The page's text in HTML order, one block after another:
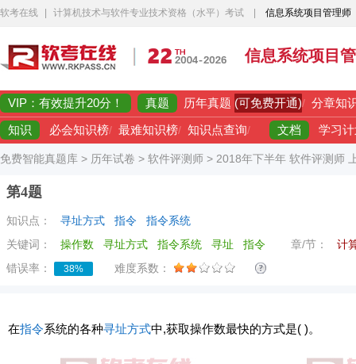
软考在线 计算机技术与软件专业技术资格（水平）考试 信息系统项目管理师
信息系统项目
VIP：有效提升20分！ 真题 历年真题 (可免费开通)/ 分章知
知识 必会知识榜/ 最难知识榜/ 知识点查询/ 文档 学习
免费智能真题库 > 历年试卷 > 软件评测师 > 2018年下半年 软件评测师
第4题
知识点： 寻址方式 指令
指令系统
关键词：
操作数 寻址方式 指令系统 寻址 指令 章/节：
计
错误率：
38% 难度系数：
在指令系统的各种寻址方式中,获取操作数最快的方式是( )。